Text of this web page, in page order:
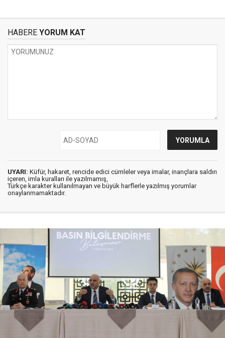
HABERE YORUM KAT
UYARI: Küfür, hakaret, rencide edici cümleler veya imalar, inançlara saldırı
içeren, imla kuralları ile yazılmamış,
Türkçe karakter kullanılmayan ve büyük harflerle yazılmış yorumlar
onaylanmamaktadır.